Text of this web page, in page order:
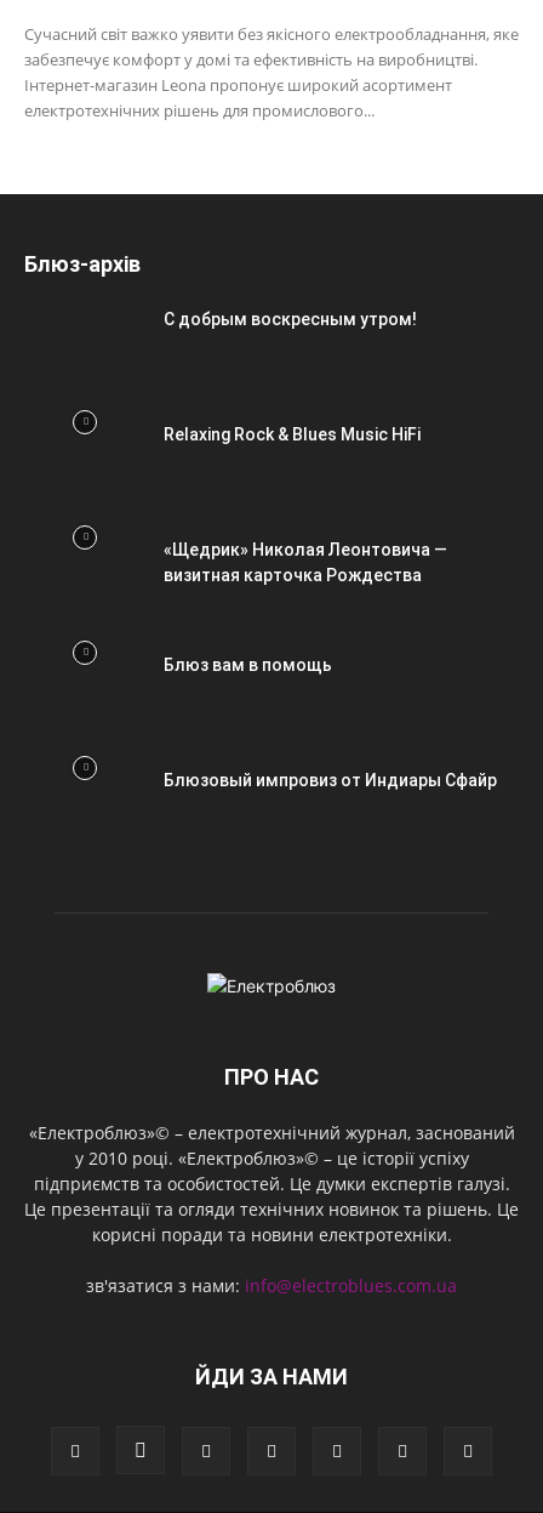
Сучасний світ важко уявити без якісного електрообладнання, яке
забезпечує комфорт у домі та ефективність на виробництві.
Інтернет-магазин Leona пропонує широкий асортимент
електротехнічних рішень для промислового...
Блюз-архів
С добрым воскресным утром!
Relaxing Rock & Blues Music HiFi
«Щедрик» Николая Леонтовича —
визитная карточка Рождества
Блюз вам в помощь
Блюзовый импровиз от Индиары Сфайр
ПРО НАС
«Електроблюз»© – електротехнічний журнал, заснований
у 2010 році. «Електроблюз»© – це історії успіху
підприємств та особистостей. Це думки експертів галузі.
Це презентації та огляди технічних новинок та рішень. Це
корисні поради та новини електротехніки.
зв'язатися з нами: info@electroblues.com.ua
ЙДИ ЗА НАМИ